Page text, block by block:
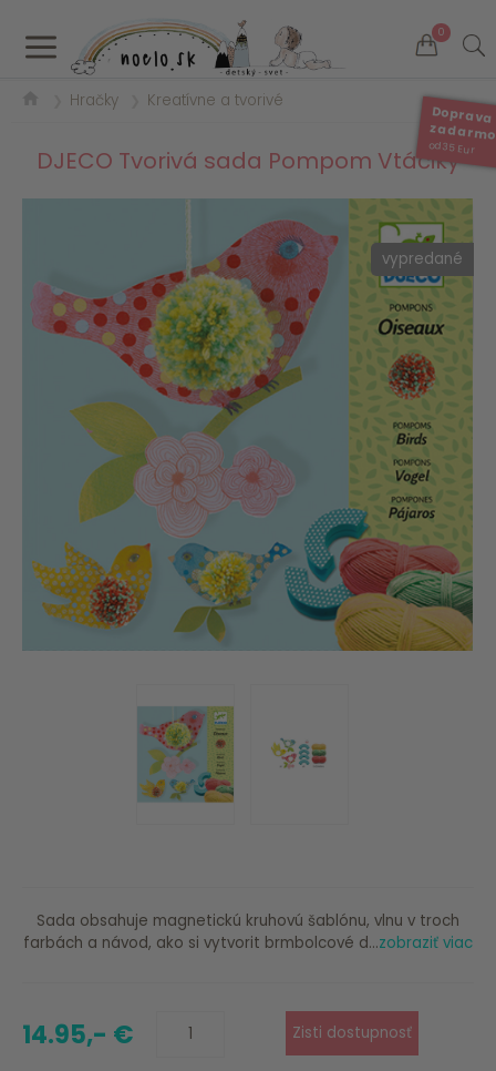
a 0
Doprava
od 35 Eur
Hračky Kreatívne a tvorivé
DJECO Tvorivá sada Pompom Vtáčiky
vypredané
Sada obsahuje magnetickú kruhovú šablónu, vlnu v troch
farbách a návod, ako si vytvorit brmbolcové d...zobraziť viac
14.95,- €